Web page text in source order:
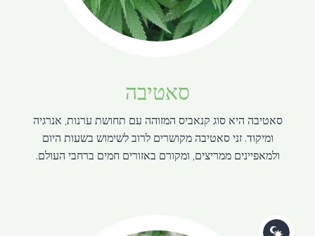
סאטיבה
סאטיבה היא סוג קנאביס המזוהה עם תחושת ערנות, אנרגיה
ומיקוד. זני סאטיבה מקושרים לרוב לשימוש בשעות היום
ולמאפיינים ממריצים, ומקורם באזורים חמים ברחבי העולם.